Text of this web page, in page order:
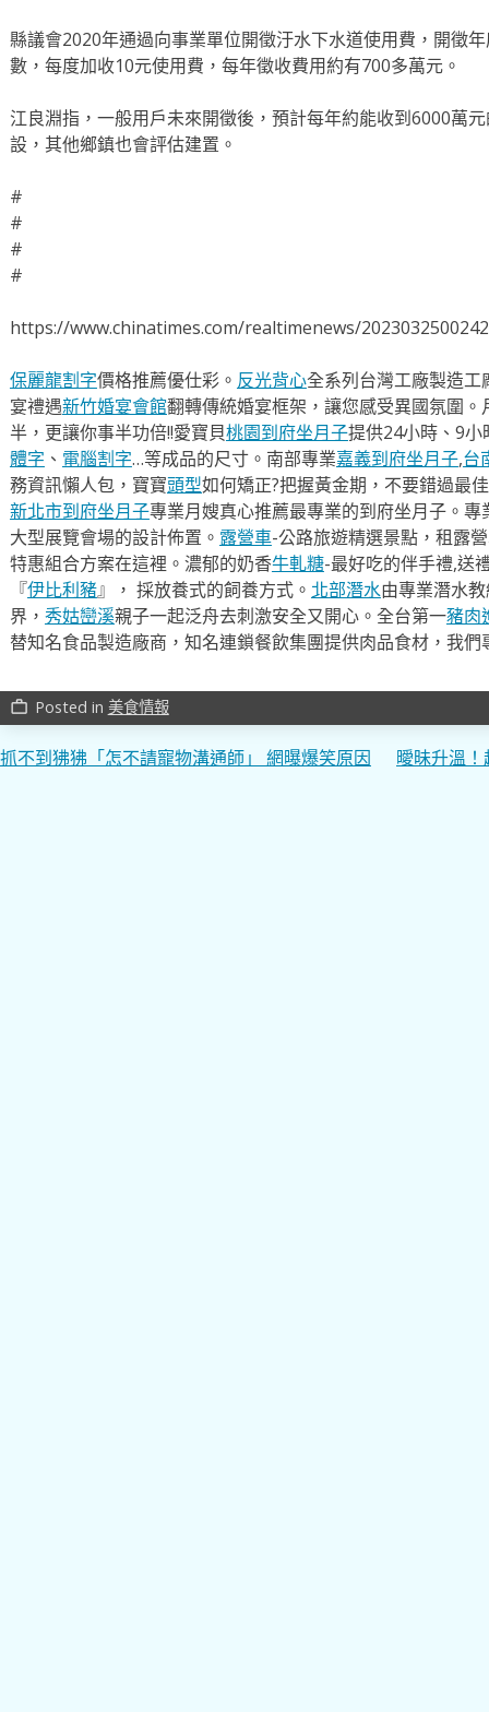
縣議會2020年通過向事業單位開徵汙水下水道使用費，開徵
數，每度加收10元使用費，每年徵收費用約有700多萬元。
江良淵指，一般用戶未來開徵後，預計每年約能收到6000萬
設，其他鄉鎮也會評估建置。
#
#
#
#
https://www.chinatimes.com/realtimenews/
保麗龍割字價格推薦優仕彩。 反光背心全系列台灣工廠製造
宴禮遇新竹婚宴會館翻轉傳統婚宴框架，讓您感受異國氛圍。
半，更讓你事半功倍!!愛寶貝桃園到府坐月子提供24小時、9
體字 、 電腦割字…等成品的尺寸。南部專業嘉義到府坐月子,台
務資訊懶人包，寶寶頭型如何矯正?把握黃金期，不要錯過最
新北市到府坐月子專業月嫂真心推薦最專業的到府坐月子。專
大型展覽會場的設計佈置。 露營車-公路旅遊精選景點，租露
特惠組合方案在這裡。濃郁的奶香牛軋糖-最好吃的伴手禮,送
『伊比利豬』， 採放養式的飼養方式。 北部潛水由專業潛水
界， 秀姑巒溪親子一起泛舟去​刺激安全又開心。全台第一豬肉
替知名食品製造廠商，知名連鎖餐飲集團提供肉品食材，我
work_outline Posted in 美食情報
文
抓不到狒狒「怎不請寵物溝通師」 網曝爆笑原因 曖昧升溫